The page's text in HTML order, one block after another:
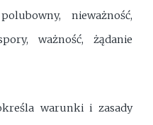
nieważność,
ważność, żądanie
warunki i zasady